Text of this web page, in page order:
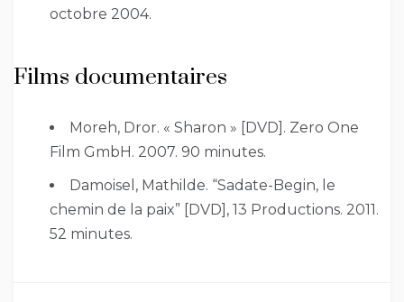
octobre 2004.
Films documentaires
Moreh, Dror. « Sharon » [DVD]. Zero One
Film GmbH. 2007. 90 minutes.
Damoisel, Mathilde. “Sadate-Begin, le
chemin de la paix” [DVD], 13 Productions. 2011.
52 minutes.